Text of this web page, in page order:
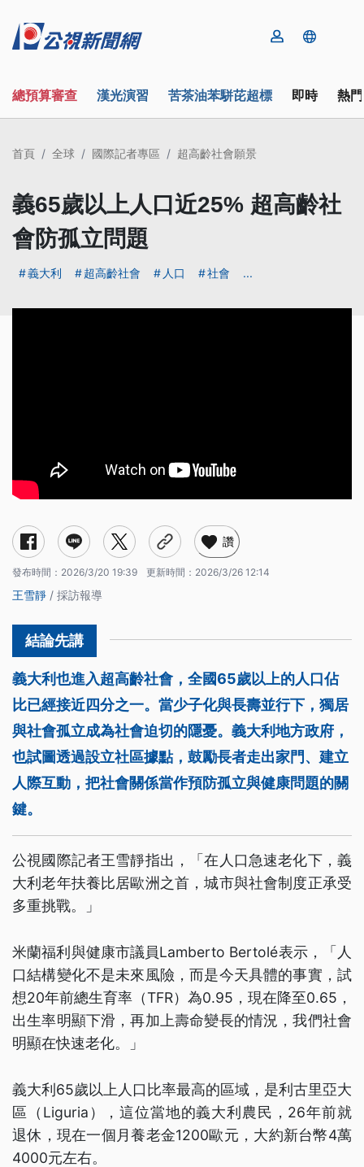
總預算審查 漢光演習 苦茶油苯駢芘超標 即時 熱
首頁 全球 國際記者專區 超高齡社會願景
義65歲以上人口近25% 超高齡社
會防孤立問題
義大利 超高齡社會 人口 社會 ...
讚
發布時間： 2026/3/20 19:39 更新時間： 2026/3/26 12:14
王雪靜 / 採訪報導
義大利也進入超高齡社會，全國65歲以上的人口佔
比已經接近四分之一。當少子化與長壽並行下，獨居
與社會孤立成為社會迫切的隱憂。義大利地方政府，
也試圖透過設立社區據點，鼓勵長者走出家門、建立
人際互動，把社會關係當作預防孤立與健康問題的關
鍵。
公視國際記者王雪靜指出，「在人口急速老化下，義
大利老年扶養比居歐洲之首，城市與社會制度正承受
多重挑戰。」
米蘭福利與健康市議員Lamberto Bertolé表示，「人
口結構變化不是未來風險，而是今天具體的事實，試
想20年前總生育率（TFR）為0.95，現在降至0.65，
出生率明顯下滑，再加上壽命變長的情況，我們社會
明顯在快速老化。」
義大利65歲以上人口比率最高的區域，是利古里亞大
區（Liguria），這位當地的義大利農民，26年前就
退休，現在一個月養老金1200歐元，大約新台幣4萬
4000元左右。